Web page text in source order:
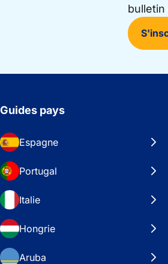
Guides pays
Espagne
Portugal
Italie
Hongrie
Aruba